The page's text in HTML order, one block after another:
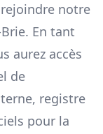
notre
. En tant
aurez accès
de
registre
pour la